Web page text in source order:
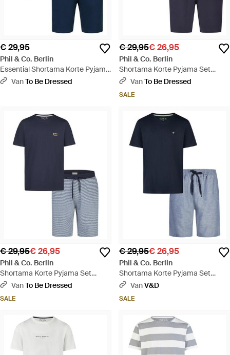
€ 29,95
Phil & Co. Berlin
Essential Shortama Korte Pyjama
Set /Gestreept - Blauw
VanTo Be Dressed
€ 29,95€ 26,95
Phil & Co. Berlin
Shortama Korte Pyjama Set
Crème/Donkerblauw Gestreept
VanTo Be Dressed
SALE
€ 29,95€ 26,95
Phil & Co. Berlin
Shortama Korte Pyjama Set
Donkerblauw/Grijs
VanTo Be Dressed
SALE
€ 29,95€ 26,95
Phil & Co. Berlin
Shortama Korte Pyjama Set
Blauw - Blauw
VanV&D
SALE